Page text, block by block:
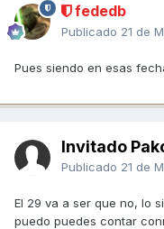
fededb
Publicado 21 de
Pues siendo en esas
Invitado
Publicado 21 de
El 29 va a ser que no, lo
puedo puedes contar